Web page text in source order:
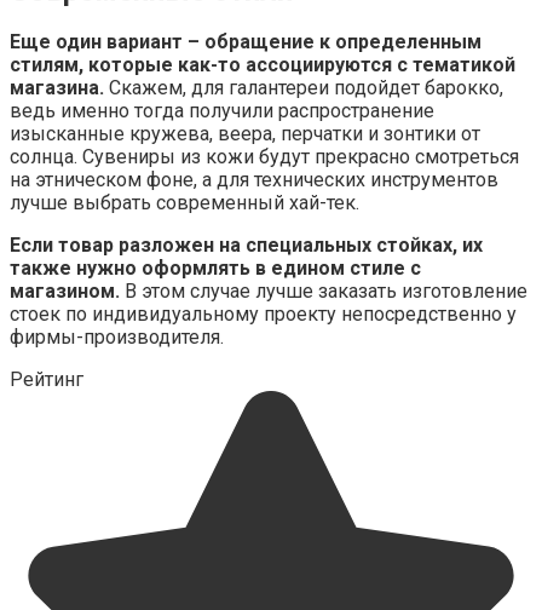
Еще один вариант – обращение к определенным
стилям, которые как-то ассоциируются с тематикой
магазина. Скажем, для галантереи подойдет барокко,
ведь именно тогда получили распространение
изысканные кружева, веера, перчатки и зонтики от
солнца. Сувениры из кожи будут прекрасно смотреться
на этническом фоне, а для технических инструментов
лучше выбрать современный хай-тек.
Если товар разложен на специальных стойках, их
также нужно оформлять в едином стиле с
магазином. В этом случае лучше заказать изготовление
стоек по индивидуальному проекту непосредственно у
фирмы-производителя.
Рейтинг